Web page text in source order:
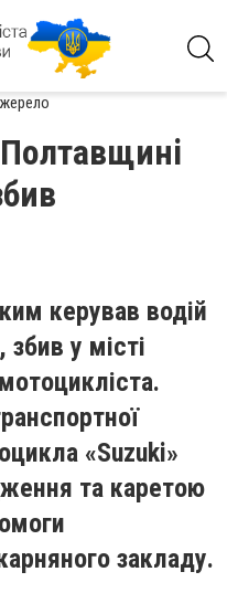
керував водій
у місті
«Suzuki»
та каретою
закладу.